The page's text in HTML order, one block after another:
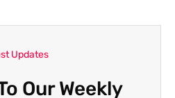
Updates
Our Weekly